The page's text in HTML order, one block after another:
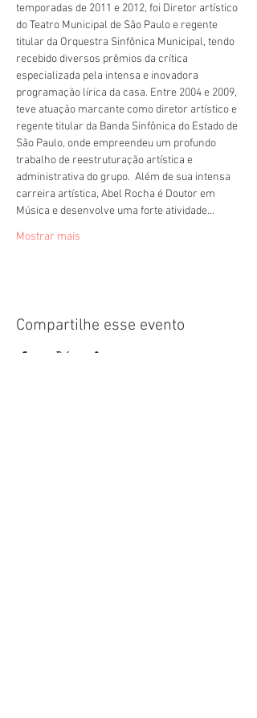
temporadas de 2011 e 2012, foi Diretor artístico
do Teatro Municipal de São Paulo e regente
titular da Orquestra Sinfônica Municipal, tendo
recebido diversos prêmios da crítica
especializada pela intensa e inovadora
programação lírica da casa. Entre 2004 e 2009,
teve atuação marcante como diretor artístico e
regente titular da Banda Sinfônica do Estado de
São Paulo, onde empreendeu um profundo
trabalho de reestruturação artística e
administrativa do grupo.  Além de sua intensa
carreira artística, Abel Rocha é Doutor em
Música e desenvolve uma forte atividade…
Mostrar mais
Compartilhe esse evento